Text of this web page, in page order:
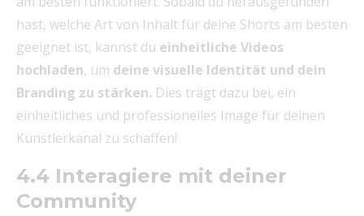
hast, welche Art von Inhalt für deine Shorts am besten
geeignet ist, kannst du einheitliche Videos
hochladen, um deine visuelle Identität und dein
Branding zu stärken. Dies trägt dazu bei, ein
einheitliches und professionelles Image für deinen
Künstlerkanal zu schaffen!
4.4 Interagiere mit deiner
Community